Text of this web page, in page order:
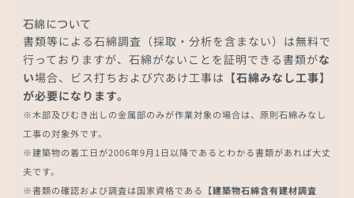
石綿について
書類等による石綿調査（採取・分析を含まない）は無料で
行っておりますが、石綿がないことを証明できる書類がな
い場合、ビス打ちおよび穴あけ工事は 【石綿みなし工事】
が必要になります。
※木部及びむき出しの金属部のみが作業対象の場合は、原則石綿みなし
工事の対象外です。
※建築物の着工日が2006年9月1日以降であるとわかる書類があれば大丈
夫です。
※書類の確認および調査は国家資格である 【建築物石綿含有建材調査